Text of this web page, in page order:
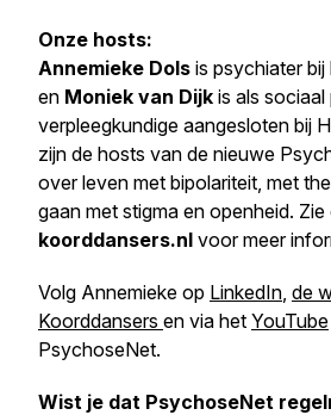
Onze hosts:
Annemieke Dols is psychiater
en Moniek van Dijk is als
verpleegkundige aangesloten bij
zijn de hosts van de nieuwe
over leven met bipolariteit, met
gaan met stigma en openheid.
koorddansers.nl voor meer
Volg Annemieke op LinkedIn, de
Koorddansers en via het YouTube
PsychoseNet.
Wist je dat PsychoseNet